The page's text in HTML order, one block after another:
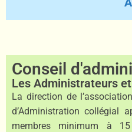
Conseil
Les Administrateurs
La direction de
d’Administration collégial
membres minimum à